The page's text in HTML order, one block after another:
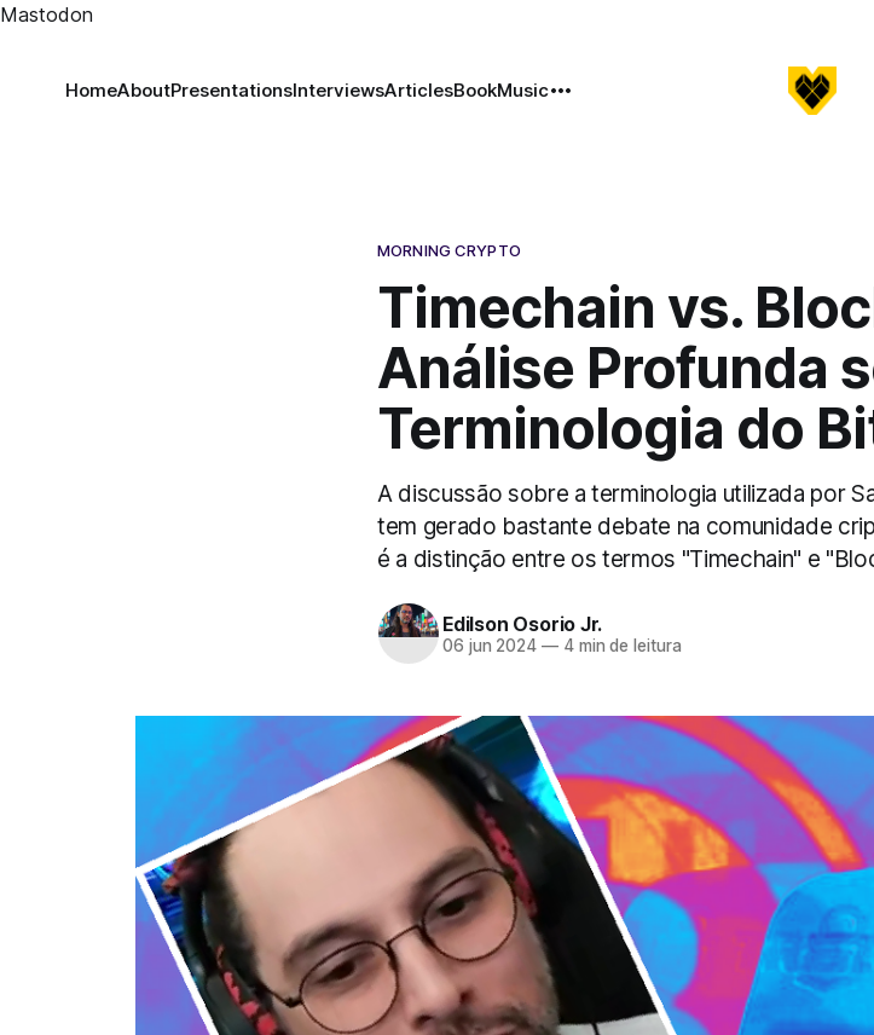
Mastodon
HomeAboutPresentationsInterviewsArticlesBookMusic
MORNING CRYPTO
Timechain vs.
Análise Profunda
Terminologia do
A discussão sobre a terminologia utilizada por
tem gerado bastante debate na comunidade
é a distinção entre os termos "Timechain" e
Edilson Osorio Jr.
06 jun 2024 —4 min de leitura